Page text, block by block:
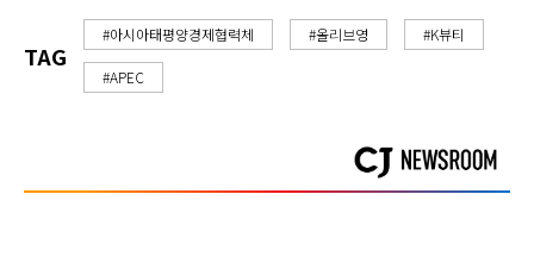
TAG
#아시아태평양경제협력체 #올리브영 #K뷰티
#APEC